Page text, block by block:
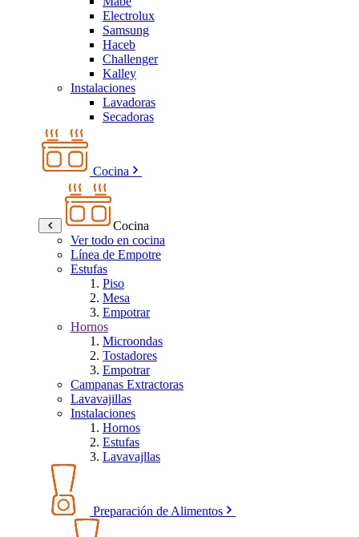
Electrolux
Samsung
Haceb
Challenger
Kalley
Instalaciones
Lavadoras
Secadoras
Cocina
Cocina
Ver todo en cocina
Línea de Empotre
Estufas
Piso
Mesa
Empotrar
Hornos
Microondas
Tostadores
Empotrar
Campanas Extractoras
Lavavajillas
Instalaciones
Hornos
Estufas
Lavavajllas
Preparación de Alimentos